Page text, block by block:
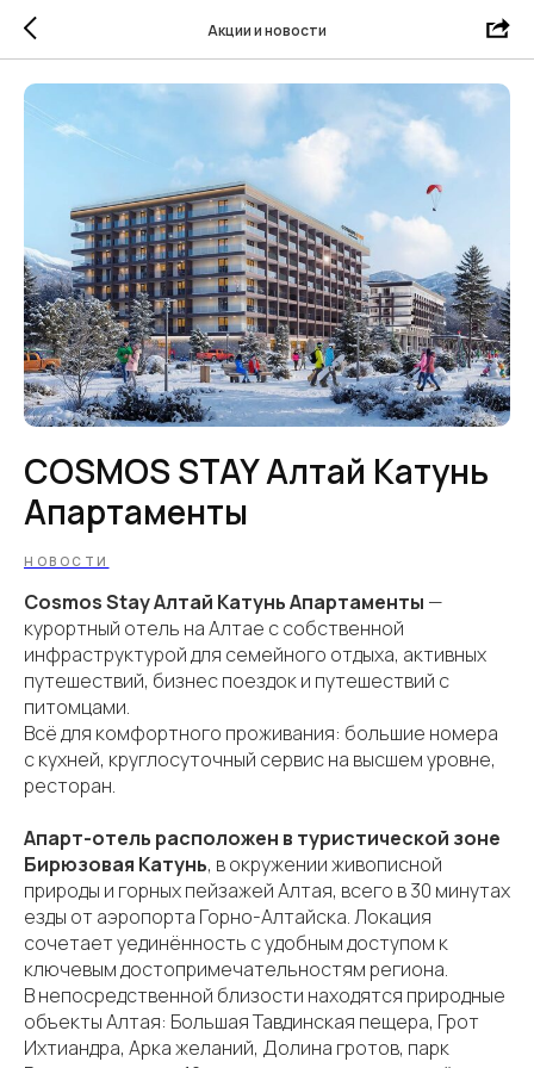
Акции и новости
COSMOS STAY Алтай Катунь
Апартаменты
НОВОСТИ
Cosmos Stay Алтай Катунь Апартаменты —
курортный отель на Алтае c собственной
инфраструктурой для семейного отдыха, активных
путешествий, бизнес поездок и путешествий с
питомцами.
Всё для комфортного проживания: большие номера
с кухней, круглосуточный сервис на высшем уровне,
ресторан.
Апарт-отель расположен в туристической зоне
Бирюзовая Катунь, в окружении живописной
природы и горных пейзажей Алтая, всего в 30 минутах
езды от аэропорта Горно-Алтайска. Локация
сочетает уединённость с удобным доступом к
ключевым достопримечательностям региона.
В непосредственной близости находятся природные
объекты Алтая: Большая Тавдинская пещера, Грот
Ихтиандра, Арка желаний, Долина гротов, парк